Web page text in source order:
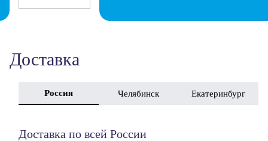
Доставка
Россия Челябинск Екатеринбург
Доставка по всей России